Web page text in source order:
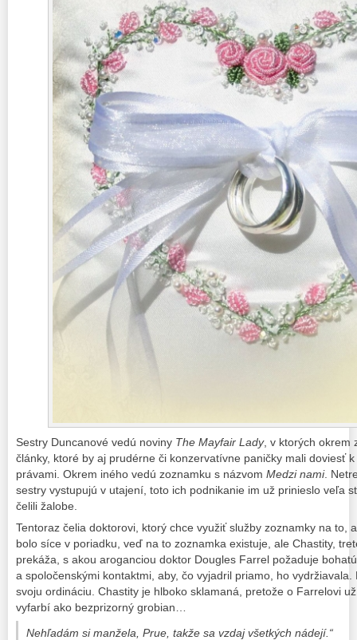
Sestry Duncanové vedú noviny The Mayfair Lady, v ktorých okrem
články, ktoré by aj prudérne či konzervatívne paničky mali doviesť
právami. Okrem iného vedú zoznamku s názvom Medzi nami.
sestry vystupujú v utajení, toto ich podnikanie im už prinieslo veľa
čelili žalobe.
Tentoraz čelia doktorovi, ktorý chce využiť služby zoznamky na to,
bolo síce v poriadku, veď na to zoznamka existuje, ale Chastity,
prekáža, s akou aroganciou doktor Dougles Farrel požaduje
a spoločenskými kontaktmi, aby, čo vyjadril priamo, ho
svoju ordináciu. Chastity je hlboko sklamaná, pretože o Farrelovi
vyfarbí ako bezprizorný grobian…
Nehľadám si manžela, Prue, takže sa vzdaj všetkých nádejí.“